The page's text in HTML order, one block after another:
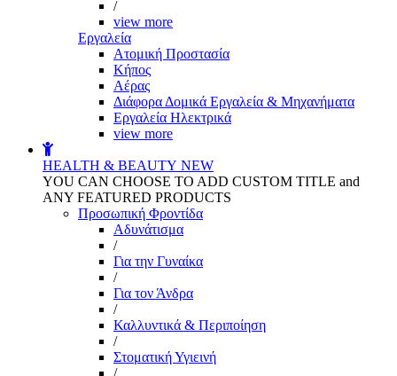
/
view more
Εργαλεία
Aτομική Προστασία
Kήπος
Αέρας
Διάφορα Δομικά Εργαλεία & Μηχανήματα
Εργαλεία Ηλεκτρικά
view more
HEALTH & BEAUTY NEW
YOU CAN CHOOSE TO ADD CUSTOM TITLE and
ANY FEATURED PRODUCTS
Προσωπική Φροντίδα
Αδυνάτισμα
/
Για την Γυναίκα
/
Για τον Άνδρα
/
Καλλυντικά & Περιποίηση
/
Στοματική Υγιεινή
/